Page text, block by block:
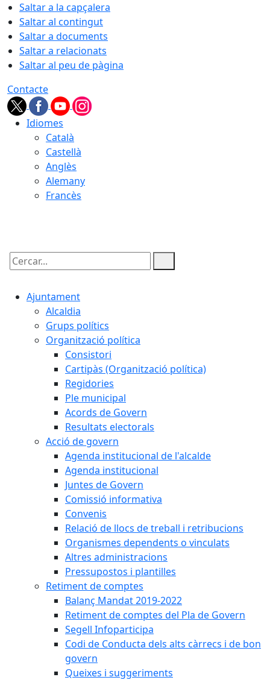
Saltar a la capçalera
Saltar al contingut
Saltar a documents
Saltar a relacionats
Saltar al peu de pàgina
Contacte
Idiomes
Català
Castellà
Anglès
Alemany
Francès
Cercar:
Ajuntament
Alcaldia
Grups polítics
Organització política
Consistori
Cartipàs (Organització política)
Regidories
Ple municipal
Acords de Govern
Resultats electorals
Acció de govern
Agenda institucional de l'alcalde
Agenda institucional
Juntes de Govern
Comissió informativa
Convenis
Relació de llocs de treball i retribucions
Organismes dependents o vinculats
Altres administracions
Pressupostos i plantilles
Retiment de comptes
Balanç Mandat 2019-2022
Retiment de comptes del Pla de Govern
Segell Infoparticipa
Codi de Conducta dels alts càrrecs i de bon
govern
Queixes i suggeriments